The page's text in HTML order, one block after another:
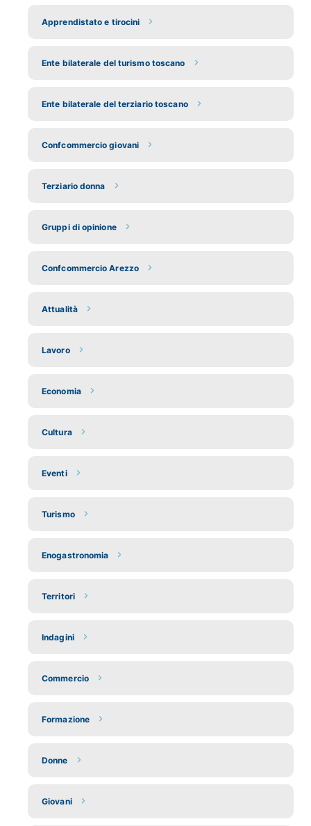
Apprendistato e tirocini
Ente bilaterale del turismo toscano
Ente bilaterale del terziario toscano
Confcommercio giovani
Terziario donna
Gruppi di opinione
Confcommercio Arezzo
Attualità
Lavoro
Economia
Cultura
Eventi
Turismo
Enogastronomia
Territori
Indagini
Commercio
Formazione
Donne
Giovani